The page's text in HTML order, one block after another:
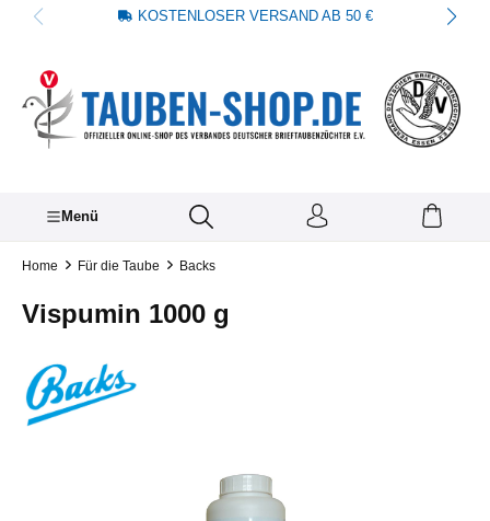
springen KOSTENLOSER VERSAND AB 50 €
Menü
Home Für die Taube Backs
Vispumin 1000 g